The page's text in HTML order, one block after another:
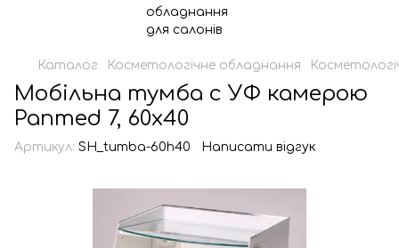
Каталог Косметологічне обладнання
Мобільна тумба c УФ камерою
Panmed 7, 60х40
Артикул: SH_tumba-60h40 Написати відгук